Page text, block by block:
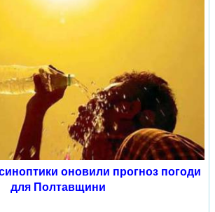
оновили прогноз погоди
для Полтавщини